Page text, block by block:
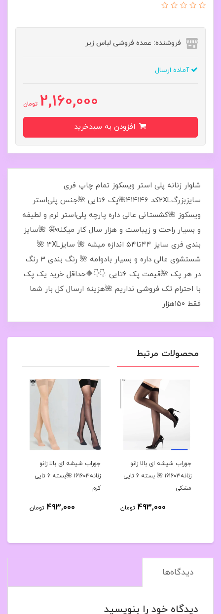
فروشنده: عمده فروشی لباس زیر
آماده ارسال
2,160,000 تومان
شلوار زنانه پلی استر ویسکوز تمام چاپ فری
سایزبزرگ2XLکد ۴۱۴۱۴۶🌺پک ۶تایی 🌺جنس پلی‌استر
ویسکوز 🌺کشستانی عالی داره پارچه پلی‌استر نرم و لطیفه
و بسیار راحت و زیباست و هزار سال کار میکنه🤩 🌺سایز
بندی فری سایز ۴۴تا۵۴ اندازه میشه 🌺 سایز3XL 🌺
شستشوی عالی داره و بسیار بادوامه 🌺 رنگ بندی ۳ رنگ
در هر پک 🌺قیمت پک ۶تایی :👇👇🔶حداقل خرید یک پک
با احترام تک فروشی نداریم 🌺هزینه ارسال کل بار شما
فقط ۱۵۰هزار
محصولات مرتبط
جوراب شیشه ای بالا زانو
زنانه۱۶۱۶۰۳ 🌺 بسته 6 تایی
مشکی
493,000 تومان
جوراب شیشه ای بالا زانو
زنانه۱۶۱۶۰۳ 🌺بسته 6 تایی
کرم
493,000 تومان
دیدگاه‌ها
دیدگاه خود را بنویسید